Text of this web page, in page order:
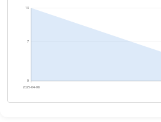
0
7
13
2025-04-08